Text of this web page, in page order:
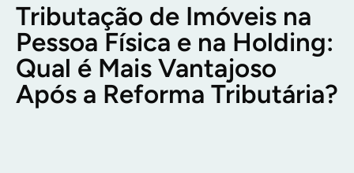
Tributação de Imóveis na
Pessoa Física e na Holding:
Qual é Mais Vantajoso
Após a Reforma Tributária?